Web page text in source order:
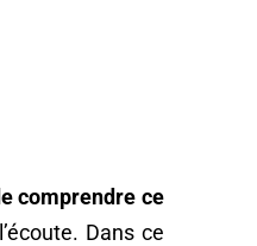
comprendre ce
Dans ce